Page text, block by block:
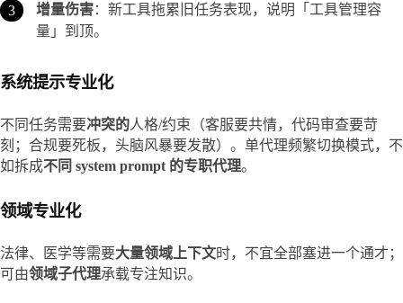
增量伤害：新工具拖累旧任务表现，说明「工具管理容
量」到顶。
系统提示专业化
不同任务需要冲突的人格/约束（客服要共情，代码审查要苛
刻；合规要死板，头脑风暴要发散）。单代理频繁切换模式，不
如拆成不同 system prompt 的专职代理。
领域专业化
法律、医学等需要大量领域上下文时，不宜全部塞进一个通才；
可由领域子代理承载专注知识。